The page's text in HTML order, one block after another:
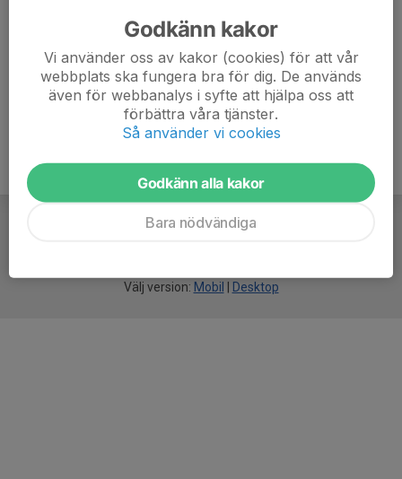
Välj version: Mobil Desktop
Godkänn kakor
Vi använder oss av kakor (cookies) för att vår
webbplats ska fungera bra för dig. De används
även för webbanalys i syfte att hjälpa oss att
förbättra våra tjänster.
Så använder vi cookies
Godkänn alla kakor
Bara nödvändiga